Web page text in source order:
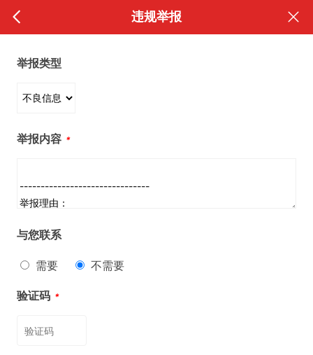
违规举报
举报类型
举报内容 *
与您联系
需要 不需要
验证码 *